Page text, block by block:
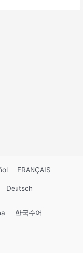
FRANÇAIS
Deutsch
한국수어